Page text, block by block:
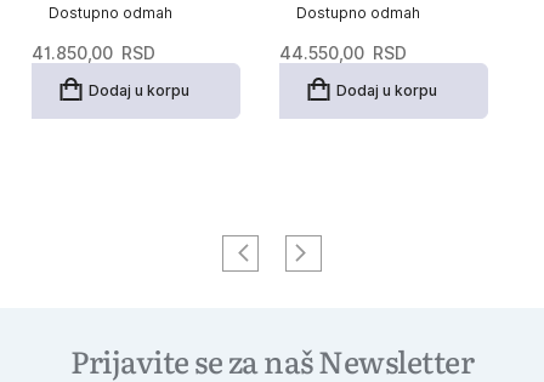
Dostupno odmah
41.850,00 RSD
Dodaj u korpu
Dostupno odmah
44.550,00 RSD
Dodaj u korpu
Prijavite se za naš Newsletter